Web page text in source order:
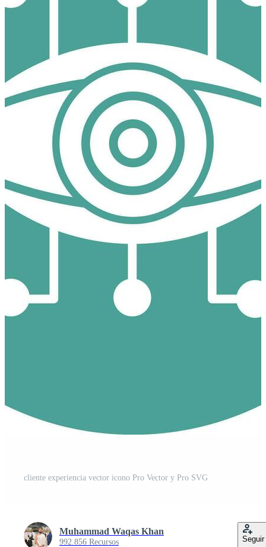
cliente experiencia vector icono Pro Vector y Pro SVG
Muhammad Waqas Khan
992.856 Recursos Seguir